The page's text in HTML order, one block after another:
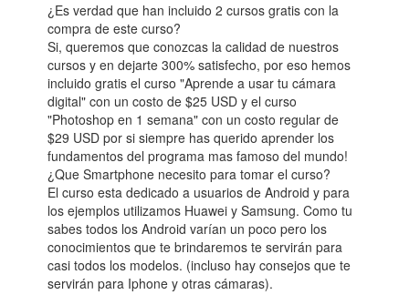
¿Es verdad que han incluido 2 cursos gratis con la
compra de este curso?
Si, queremos que conozcas la calidad de nuestros
cursos y en dejarte 300% satisfecho, por eso hemos
incluido gratis el curso "Aprende a usar tu cámara
digital" con un costo de $25 USD y el curso
"Photoshop en 1 semana" con un costo regular de
$29 USD por si siempre has querido aprender los
fundamentos del programa mas famoso del mundo!
¿Que Smartphone necesito para tomar el curso?
El curso esta dedicado a usuarios de Android y para
los ejemplos utilizamos Huawei y Samsung. Como tu
sabes todos los Android varían un poco pero los
conocimientos que te brindaremos te servirán para
casi todos los modelos. (incluso hay consejos que te
servirán para Iphone y otras cámaras).